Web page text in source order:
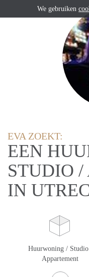
EVA ZOEKT:
EEN
STUDIO /
IN
Huurwoning /
Appartement
We gebruiken